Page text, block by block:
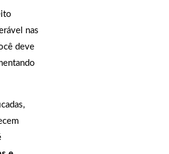
nas
deve